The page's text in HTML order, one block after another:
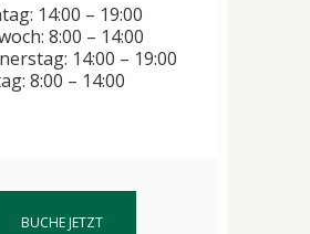
14:00 – 19:00
8:00 – 14:00
14:00 – 19:00
8:00 – 14:00
BUCHE JETZT